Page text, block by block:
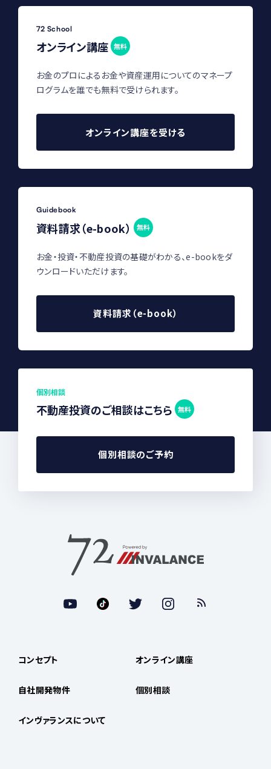
72 School
オンライン講座 無料
お金のプロによるお金や資産運用についてのマネープ
ログラムを誰でも無料で受けられます。
オンライン講座を受ける
Guidebook
資料請求（e-book） 無料
お金・投資・不動産投資の基礎がわかる、e-bookをダ
ウンロードいただけます。
資料請求（e-book）
個別相談
不動産投資のご相談はこちら 無料
個別相談のご予約
コンセプト
自社開発物件
インヴァランスについて
オンライン講座
個別相談